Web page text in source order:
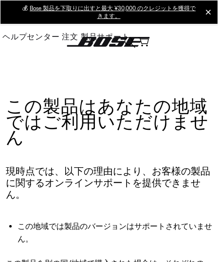
Main
💰 Bose 製品を下取りに出すと最大 ¥30,000 のクレジットを獲得で
きます。
ヘルプセンター 注文 製品サポート
この製品はあなたの地域
ではご利用いただけませ
ん
現時点では、以下の理由により、お客様の製品
に関するオンラインサポートを提供できませ
ん。
この地域では製品のバージョンはサポートされていませ
ん。